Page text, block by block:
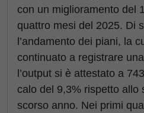
con un miglioramento del
quattro mesi del 2025. Di
l’andamento dei piani, la
continuato a registrare
l’output si è attestato a
calo del 9,3% rispetto allo
scorso anno. Nei primi